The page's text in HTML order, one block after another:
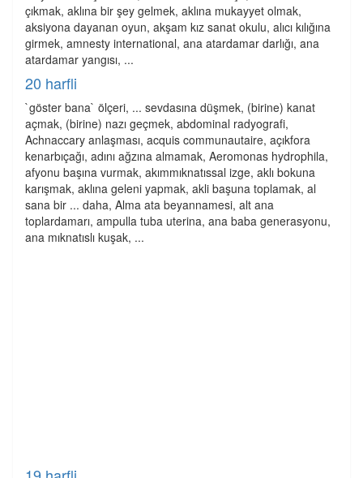
çıkmak, aklına bir şey gelmek, aklına mukayyet olmak,
aksiyona dayanan oyun, akşam kız sanat okulu, alıcı kılığına
girmek, amnesty international, ana atardamar darlığı, ana
atardamar yangısı, ...
20 harfli
`göster bana` ölçeri, ... sevdasına düşmek, (birine) kanat
açmak, (birine) nazı geçmek, abdominal radyografi,
Achnaccary anlaşması, acquis communautaire, açıkfora
kenarbıçağı, adını ağzına almamak, Aeromonas hydrophila,
afyonu başına vurmak, akımmıknatıssal izge, aklı bokuna
karışmak, aklına geleni yapmak, akli başuna toplamak, al
sana bir ... daha, Alma ata beyannamesi, alt ana
toplardamarı, ampulla tuba uterina, ana baba generasyonu,
ana mıknatıslı kuşak, ...